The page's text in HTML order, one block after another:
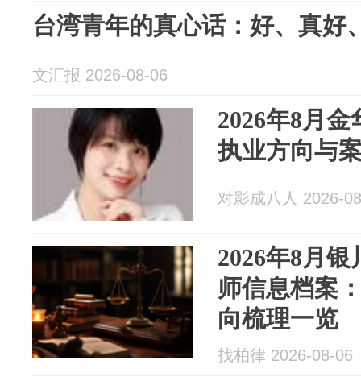
台湾青年的真心话：好、真好
文汇报 2026-08-06
2026年8月
执业方向与
对影成八人 2026-
2026年8月
师信息档案
向梳理一览
找柏律 2026-08-06